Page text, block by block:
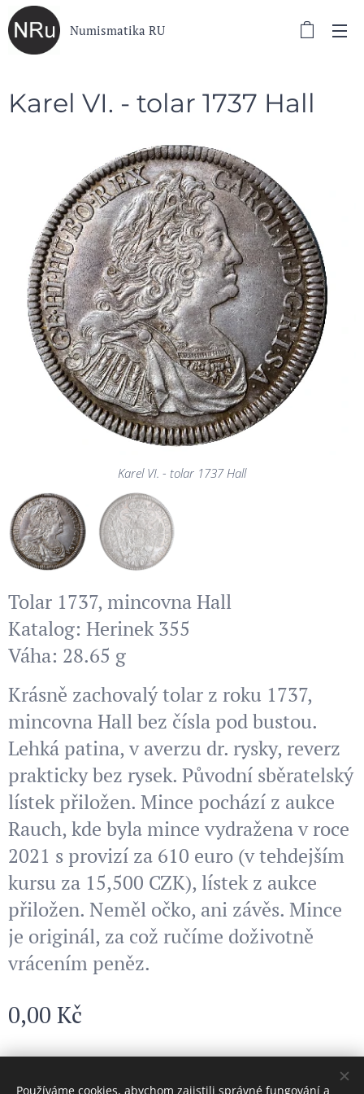
Numismatika RU
Karel VI. - tolar 1737 Hall
Karel VI. - tolar 1737 Hall
Karel VI. - tolar 1737 Hall
Tolar 1737, mincovna Hall
Katalog: Herinek 355
Váha: 28.65 g
Krásně zachovalý tolar z roku 1737,
mincovna Hall bez čísla pod bustou.
Lehká patina, v averzu dr. rysky, reverz
prakticky bez rysek. Původní sběratelský
lístek přiložen. Mince pochází z aukce
Rauch, kde byla mince vydražena v roce
2021 s provizí za 610 euro (v tehdejším
kursu za 15,500 CZK), lístek z aukce
přiložen. Neměl očko, ani závěs. Mince
je originál, za což ručíme doživotně
vrácením peněz.
0,00 Kč
© 2024 Všechna práva vyhrazena
Používáme cookies, abychom zajistili správné fungování a